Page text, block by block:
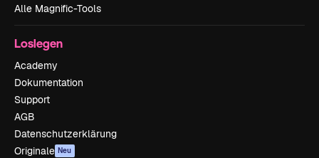
Alle Magnific-Tools
Loslegen
Academy
Dokumentation
Support
AGB
Datenschutzerklärung
Originale Neu